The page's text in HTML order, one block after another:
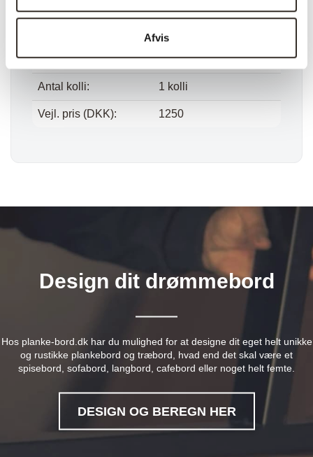
AfvisSamlet
Sælges i pakker á: 1 stk. (pris pr. 1 stk.)
Antal kolli: 1 kolli
Vejl. pris (DKK): 1250
Design dit drømmebord
Hos planke-bord.dk har du mulighed for at designe dit eget helt unikke
og rustikke plankebord og træbord, hvad end det skal være et
spisebord, sofabord, langbord, cafebord eller noget helt femte.
DESIGN OG BEREGN HER